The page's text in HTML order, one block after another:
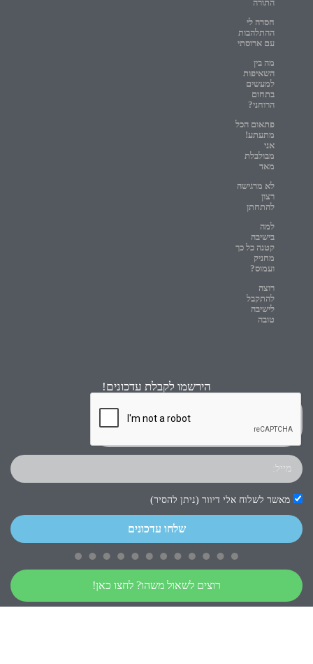
התורה
חסרה לי
ההתלהבות
עם ארוסתי
מה בין
השאיפות
למעשים
בתחום
הרוחני?
פתאום הכל
מתעתע!
אני
מבולבלת
מאד
לא מרגישה
רצון
להתחתן
למה
בישיבה
קטנה כל כך
מחניק
ועמוס?
רוצה
להתקבל
לישיבה
טובה
הירשמו לקבלת עדכונים!
מאשר לשלוח אלי דיוור (ניתן להסיר)
שלחו עדכונים
רוצים לשאול משהו? לחצו כאן!